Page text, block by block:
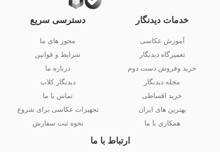
خدمات دیدنگار
آموزش عکاسی
تعمیرگاه دیدنگار
خرید وفروش دست دوم
مجله دیدنگار
خرید اقساطی
بهترین های ایران
همکاری با ما
دسترسی سریع
مجوز های ما
شرایط و قوانین
درباره ما
دیدنگار کلاب
تماس با ما
تجهیزات عکاسی برای شروع
نحوه ثبت سفارش
ارتباط با ما